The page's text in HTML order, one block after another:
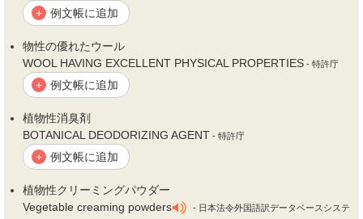
+ 例文帳に追加
物性の優れたウール
WOOL HAVING EXCELLENT PHYSICAL PROPERTIES - 特許庁
+ 例文帳に追加
植物性消臭剤
BOTANICAL DEODORIZING AGENT - 特許庁
+ 例文帳に追加
植物性クリーミングパウダー
Vegetable creaming powders
- 日本法令外国語訳データベースシステ